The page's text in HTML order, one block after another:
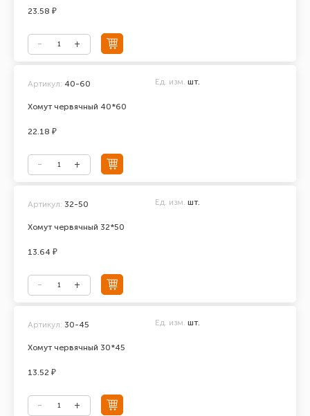
23.58 ₽
Хомут червячный 40*60
Артикул: 40-60 Ед. изм. шт.
22.18 ₽
Хомут червячный 32*50
Артикул: 32-50 Ед. изм. шт.
13.64 ₽
Хомут червячный 30*45
Артикул: 30-45 Ед. изм. шт.
13.52 ₽